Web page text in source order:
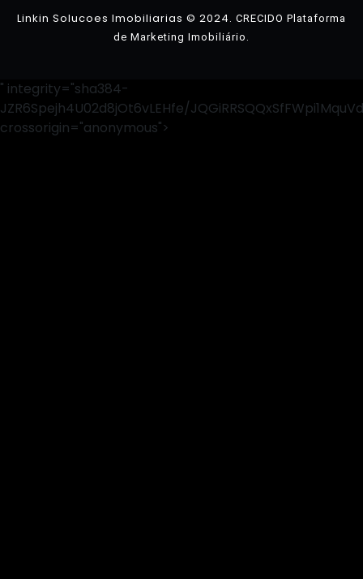
Linkin Solucoes Imobiliarias © 2024. CRECIDO Plataforma
de Marketing Imobiliário .
" integrity="sha384-
JZR6Spejh4U02d8jOt6vLEHfe/
crossorigin="anonymous">